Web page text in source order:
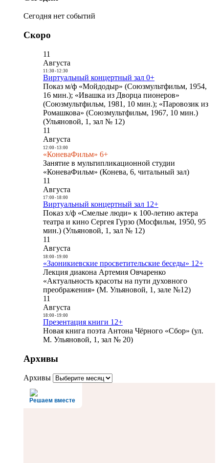
Сегодня нет событий
Скоро
11
Августа
11:30- 12:30
Виртуальный концертный зал 0+
Показ м/ф «Мойдодыр» (Союзмультфильм, 1954,
16 мин.); «Ивашка из Дворца пионеров»
(Союзмультфильм, 1981, 10 мин.); «Паровозик из
Ромашкова» (Союзмультфильм, 1967, 10 мин.)
(Ульяновой, 1, зал № 12)
11
Августа
12:00- 13:00
«КоневаФильм» 6+
Занятие в мультипликационной студии
«КоневаФильм» (Конева, 6, читальный зал)
11
Августа
17:00- 18:00
Виртуальный концертный зал 12+
Показ х/ф «Смелые люди» к 100-летию актера
театра и кино Сергея Гурзо (Мосфильм, 1950, 95
мин.) (Ульяновой, 1, зал № 12)
11
Августа
18:00- 19:00
«Заоникиевские просветительские беседы» 12+
Лекция диакона Артемия Овчаренко
«Актуальность красоты на пути духовного
преображения» (М. Ульяновой, 1, зале №12)
11
Августа
18:00- 19:00
Презентация книги 12+
Новая книга поэта Антона Чёрного «Сбор» (ул.
М. Ульяновой, 1, зал № 20)
Архивы
Архивы
Решаем вместе